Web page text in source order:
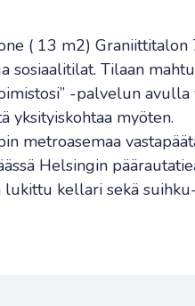
( 13 m2) Graniittitalon
sosiaalitilat. Tilaan
-palvelun
yksityiskohtaa myöten.
metroasemaa
Helsingin
lukittu kellari sekä